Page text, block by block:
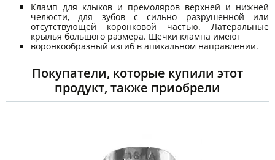
Кламп для клыков и премоляров верхней и нижней
челюсти, для зубов с сильно разрушенной или
отсутствующей коронковой частью. Латеральные
крылья большого размера. Щечки клампа имеют
воронкообразный изгиб в апикальном направлении.
Покупатели, которые купили этот
продукт, также приобрели